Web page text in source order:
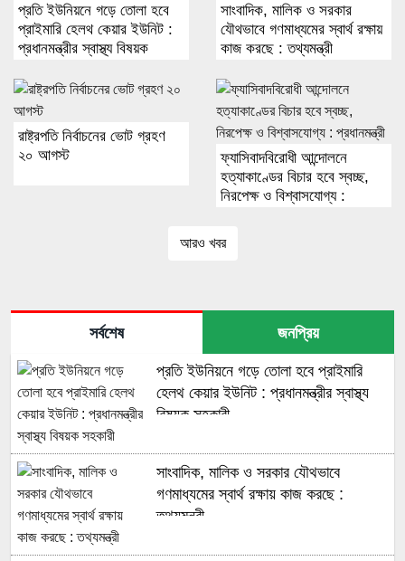
প্রতি ইউনিয়নে গড়ে তোলা হবে
প্রাইমারি হেলথ কেয়ার ইউনিট :
প্রধানমন্ত্রীর স্বাস্থ্য বিষয়ক
সাংবাদিক, মালিক ও সরকার
যৌথভাবে গণমাধ্যমের স্বার্থ রক্ষায়
কাজ করছে : তথ্যমন্ত্রী
রাষ্ট্রপতি নির্বাচনের ভোট গ্রহণ
২০ আগস্ট
ফ্যাসিবাদবিরোধী আন্দোলনে
হত্যাকাণ্ডের বিচার হবে স্বচ্ছ,
নিরপেক্ষ ও বিশ্বাসযোগ্য :
আরও খবর
সর্বশেষ জনপ্রিয়
প্রতি ইউনিয়নে গড়ে তোলা হবে প্রাইমারি
হেলথ কেয়ার ইউনিট : প্রধানমন্ত্রীর স্বাস্থ্য
বিষয়ক সহকারী
সাংবাদিক, মালিক ও সরকার যৌথভাবে
গণমাধ্যমের স্বার্থ রক্ষায় কাজ করছে :
তথ্যমন্ত্রী